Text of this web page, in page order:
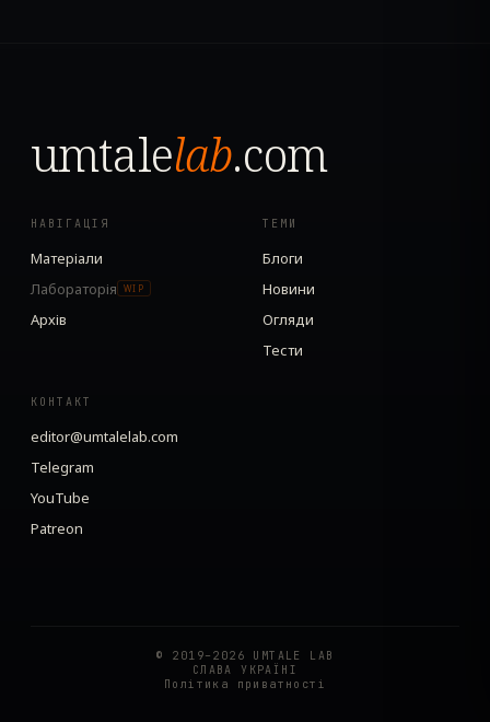
umtalelab.com
НАВІГАЦІЯ
Матеріали
Лабораторія
WIP
Архів
ТЕМИ
Блоги
Новини
Огляди
Тести
КОНТАКТ
editor@umtalelab.com
Telegram
YouTube
Patreon
© 2019–2026 UMTALE LAB
СЛАВА УКРАЇНІ
Політика приватності